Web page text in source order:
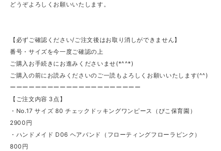
どうぞよろしくお願いいたします。
【必ずご確認ください/ご注文後はお取り消しができません】
番号・サイズを今一度ご確認の上
ご購入お手続きにお進みくださいませ(*^^*)
ご購入の前にお読みくださいのご一読もよろしくお願いいたします(^^)
ーーーーーーーーーーーーーーーーーーーーー
【ご注文内容 3点】
・No.17 サイズ 80 チェックドッキングワンピース（ぴこ保育園）
2900円
・ハンドメイド D06 ヘアバンド（フローティングフローラピンク）
800円